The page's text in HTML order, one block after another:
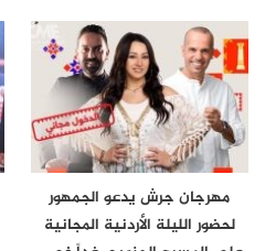
مهرجان جرش يدعو الجمهور
لحضور الليلة الأردنية المجانية